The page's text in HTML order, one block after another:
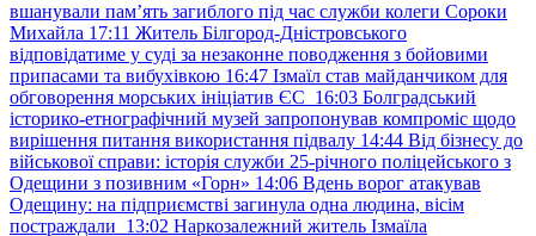
вшанували пам’ять загиблого під час служби колеги Сороки
Михайла 17:11 Житель Білгород-Дністровського
відповідатиме у суді за незаконне поводження з бойовими
припасами та вибухівкою 16:47 Ізмаїл став майданчиком для
обговорення морських ініціатив ЄС 16:03 Болградський
історико-етнографічний музей запропонував компроміс щодо
вирішення питання використання підвалу 14:44 Від бізнесу до
військової справи: історія служби 25-річного поліцейського з
Одещини з позивним «Горн» 14:06 Вдень ворог атакував
Одещину: на підприємстві загинула одна людина, вісім
постраждали 13:02 Наркозалежний житель Ізмаїла